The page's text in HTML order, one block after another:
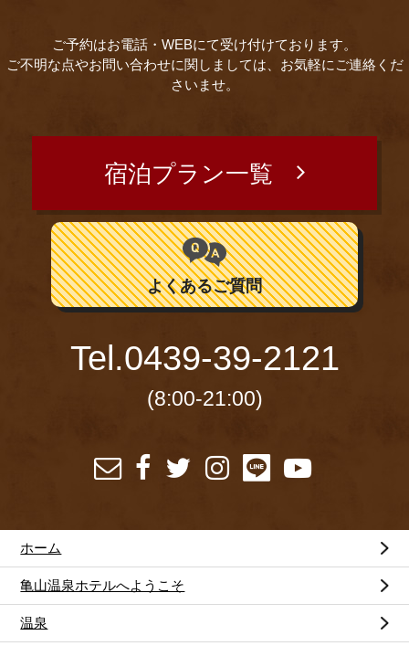
ご予約はお電話・WEBにて受け付けております。
ご不明な点やお問い合わせに関しましては、お気軽にご連絡くだ
さいませ。
宿泊プラン一覧
よくあるご質問
Tel.0439-39-2121
(8:00-21:00)
ホーム
亀山温泉ホテルへようこそ
温泉